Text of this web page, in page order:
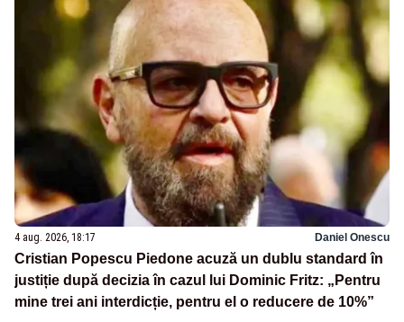
4 aug. 2026, 18:17 Daniel Onescu
Cristian Popescu Piedone acuză un dublu standard în
justiție după decizia în cazul lui Dominic Fritz: „Pentru
mine trei ani interdicție, pentru el o reducere de 10%”